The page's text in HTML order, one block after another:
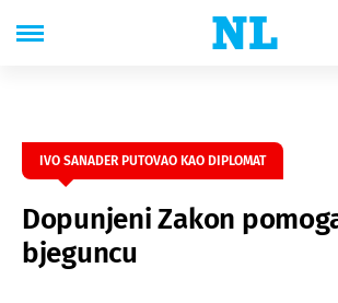
IVO SANADER PUTOVAO KAO DIPLOMAT
Dopunjeni Zakon
bjeguncu